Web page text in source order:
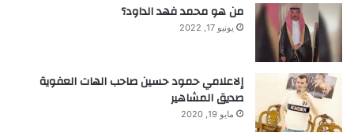
من هو محمد فهد الداود؟
يونيو 17, 2022
إلاعلامي حمود حسين صاحب الهات العفوية
صديق المشاهير
مايو 19, 2020